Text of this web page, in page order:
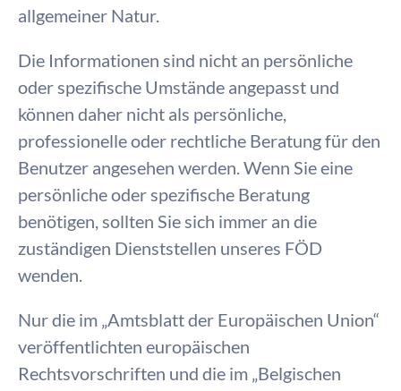
allgemeiner Natur.
Die Informationen sind nicht an persönliche
oder spezifische Umstände angepasst und
können daher nicht als persönliche,
professionelle oder rechtliche Beratung für den
Benutzer angesehen werden. Wenn Sie eine
persönliche oder spezifische Beratung
benötigen, sollten Sie sich immer an die
zuständigen Dienststellen unseres FÖD
wenden.
Nur die im „Amtsblatt der Europäischen Union“
veröffentlichten europäischen
Rechtsvorschriften und die im „Belgischen